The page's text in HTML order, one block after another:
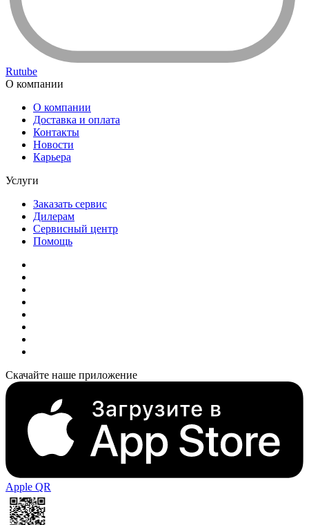
Rutube
О компании
О компании
Доставка и оплата
Контакты
Новости
Карьера
Услуги
Заказать сервис
Дилерам
Сервисный центр
Помощь
Скачайте наше приложение
Apple QR